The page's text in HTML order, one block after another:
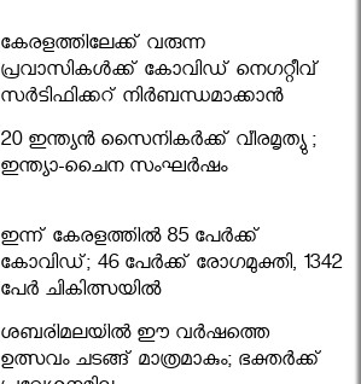
കേരളത്തിലേക്ക് വരുന്ന
പ്രവാസികള്‍ക്ക് കോവിഡ് നെഗറ്റീവ്
സര്‍ട്ടിഫിക്കറ്റ് നിർബന്ധമാക്കാൻ
മന്ത്രിസഭ
20 ഇന്ത്യൻ സൈനികർക്ക് വീരമൃത്യു ;
ഇന്ത്യാ-ചൈന സംഘർഷം
ഇന്ന് കേരളത്തിൽ 85 പേർക്ക്
കോവിഡ്; 46 പേർക്ക് രോഗമുക്തി, 1342
പേർ ചികിത്സയിൽ
ശബരിമലയില്‍ ഈ വർഷത്തെ
ഉത്സവം ചടങ്ങ് മാത്രമാകും; ഭക്തർക്ക്